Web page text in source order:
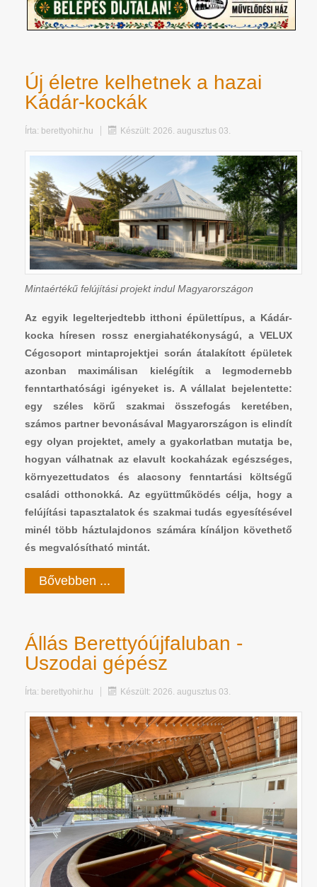
Új életre kelhetnek a hazai
Kádár-kockák
Írta: berettyohir.hu Készült: 2026. augusztus 03.
Mintaértékű felújítási projekt indul Magyarországon
Az egyik legelterjedtebb itthoni épülettípus, a Kádár-
kocka híresen rossz energiahatékonyságú, a VELUX
Cégcsoport mintaprojektjei során átalakított épületek
azonban maximálisan kielégítik a legmodernebb
fenntarthatósági igényeket is. A vállalat bejelentette:
egy széles körű szakmai összefogás keretében,
számos partner bevonásával Magyarországon is elindít
egy olyan projektet, amely a gyakorlatban mutatja be,
hogyan válhatnak az elavult kockaházak egészséges,
környezettudatos és alacsony fenntartási költségű
családi otthonokká. Az együttműködés célja, hogy a
felújítási tapasztalatok és szakmai tudás egyesítésével
minél több háztulajdonos számára kínáljon követhető
és megvalósítható mintát.
Bővebben ...
Állás Berettyóújfaluban -
Uszodai gépész
Írta: berettyohir.hu Készült: 2026. augusztus 03.